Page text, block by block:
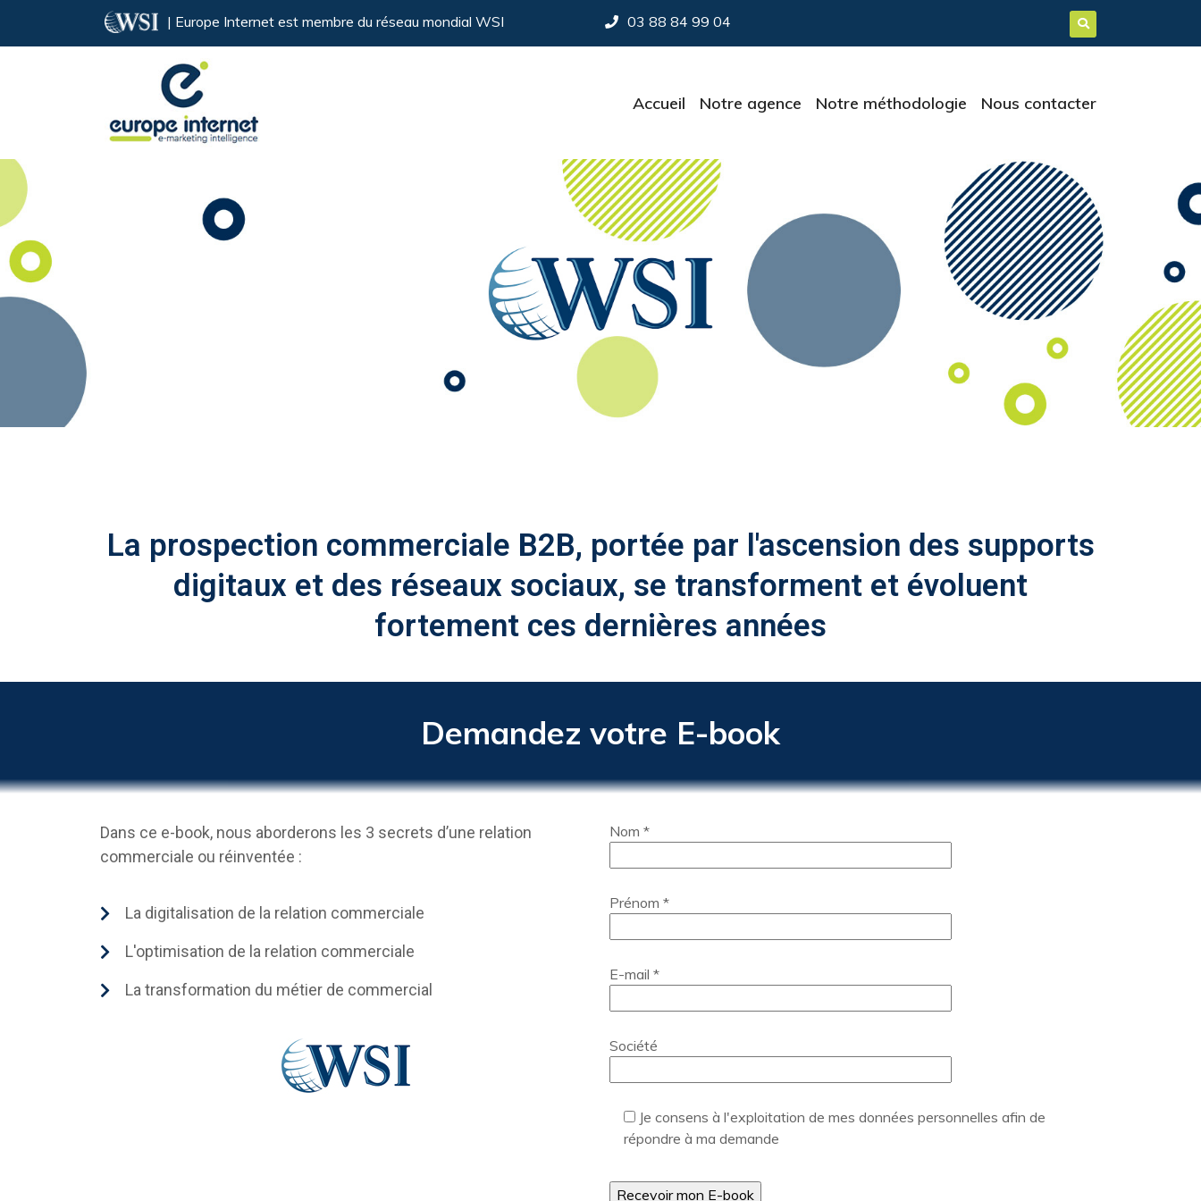
| Europe Internet est membre du réseau mondial WSI 03 88 84 99 04
Accueil Notre agence Notre méthodologie Nous contacter
La prospection commerciale B2B, portée par l'ascension des supports
digitaux et des réseaux sociaux, se transforment et évoluent
fortement ces dernières années
Demandez votre E-book
Dans ce e-book, nous aborderons les 3 secrets d’une relation
commerciale ou réinventée :
La digitalisation de la relation commerciale
L'optimisation de la relation commerciale
La transformation du métier de commercial
Nom *
Prénom *
E-mail *
Société
Je consens à l'exploitation de mes données personnelles afin de
répondre à ma demande